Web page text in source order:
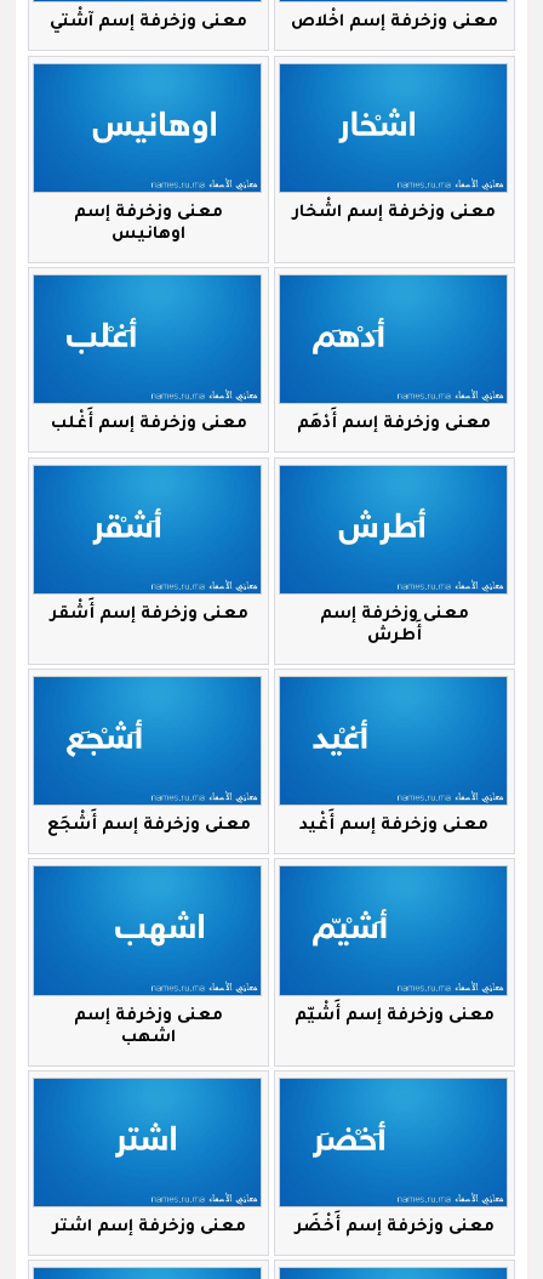
معنى وزخرفة إسم اخْلاص معنى وزخرفة إسم آشْتي
معنى وزخرفة إسم اشْخار
معنى وزخرفة إسم
اوهانيس
معنى وزخرفة إسم أَدْهَم معنى وزخرفة إسم أَغْلب
معنى وزخرفة إسم
أَطرش
معنى وزخرفة إسم أَشْقر
معنى وزخرفة إسم أَغْيد معنى وزخرفة إسم أَشْجَع
معنى وزخرفة إسم أَشْيّم
معنى وزخرفة إسم
اشهب
معنى وزخرفة إسم أَخْضَر معنى وزخرفة إسم اشتر